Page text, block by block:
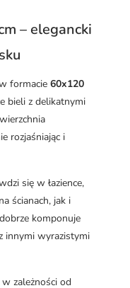
– elegancki
formacie 60x120
bieli z delikatnymi
rozjaśniając i
się w łazience,
ścianach, jak i
komponuje
innymi wyrazistymi
zależności od